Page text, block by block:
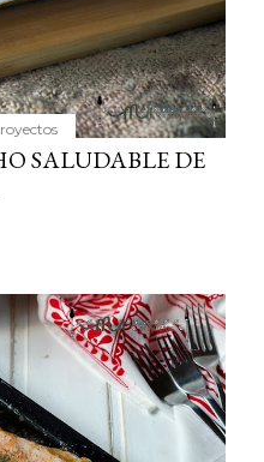
SALUDABLE DE